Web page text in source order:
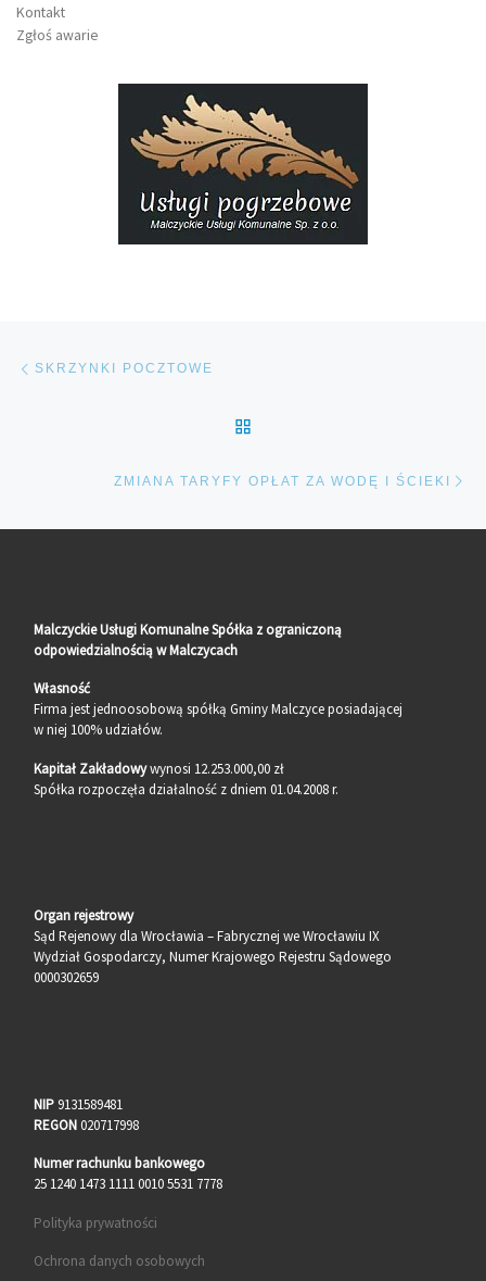
Kontakt
Zgłoś awarie
SKRZYNKI POCZTOWE
ZMIANA TARYFY OPŁAT ZA WODĘ I ŚCIEKI
Malczyckie Usługi Komunalne Spółka z ograniczoną
odpowiedzialnością w Malczycach
Własność
Firma jest jednoosobową spółką Gminy Malczyce posiadającej
w niej 100% udziałów.
Kapitał Zakładowywynosi 12.253.000,00 zł
Spółka rozpoczęła działalność z dniem 01.04.2008 r.
Organ rejestrowy
Sąd Rejenowy dla Wrocławia – Fabrycznej we Wrocławiu IX
Wydział Gospodarczy, Numer Krajowego Rejestru Sądowego
0000302659
NIP 9131589481
REGON020717998
Numer rachunku bankowego
25 1240 1473 1111 0010 5531 7778
Polityka prywatności
Ochrona danych osobowych